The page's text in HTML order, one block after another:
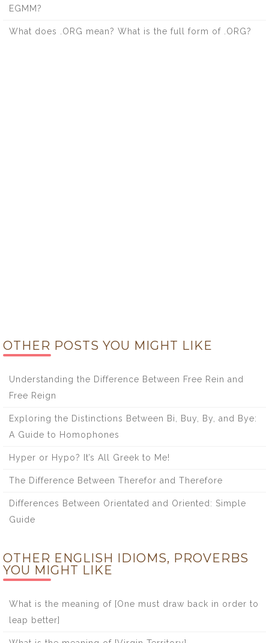
EGMM?
What does .ORG mean? What is the full form of .ORG?
OTHER POSTS YOU MIGHT LIKE
Understanding the Difference Between Free Rein and
Free Reign
Exploring the Distinctions Between Bi, Buy, By, and Bye:
A Guide to Homophones
Hyper or Hypo? It’s All Greek to Me!
The Difference Between Therefor and Therefore
Differences Between Orientated and Oriented: Simple
Guide
OTHER ENGLISH IDIOMS, PROVERBS
YOU MIGHT LIKE
What is the meaning of [One must draw back in order to
leap better]